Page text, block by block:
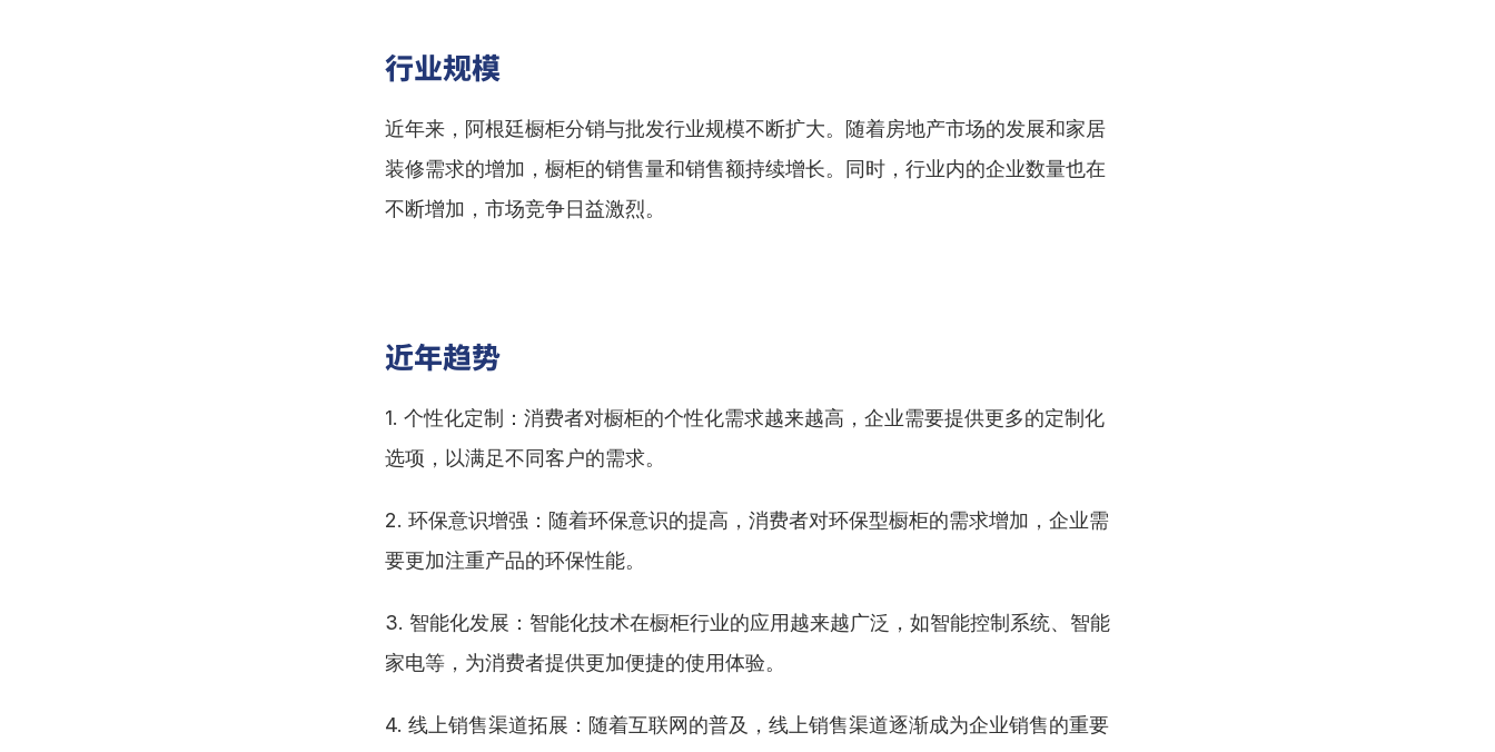
行业规模
近年来，阿根廷橱柜分销与批发行业规模不断扩大。随着房地产市场的发展和家居
装修需求的增加，橱柜的销售量和销售额持续增长。同时，行业内的企业数量也在
不断增加，市场竞争日益激烈。
近年趋势
1. 个性化定制：消费者对橱柜的个性化需求越来越高，企业需要提供更多的定制化
选项，以满足不同客户的需求。
2. 环保意识增强：随着环保意识的提高，消费者对环保型橱柜的需求增加，企业需
要更加注重产品的环保性能。
3. 智能化发展：智能化技术在橱柜行业的应用越来越广泛，如智能控制系统、智能
家电等，为消费者提供更加便捷的使用体验。
4. 线上销售渠道拓展：随着互联网的普及，线上销售渠道逐渐成为企业销售的重要